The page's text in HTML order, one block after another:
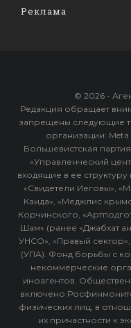
Реклама
© 2026 -
Редакция обращает
запрещены следующие
организации:
Большевистская
«Управленческий
входящие в ее
«Свидетели Иеговы»,
Каида», «Меджлис
Корчинского,
Шам» (ранее «Джабхат
УНСО», «Правый
(УПА). Фонд борьбы с
некоммерческие
иноагентов.
включено
физических лиц, в
их причастности к